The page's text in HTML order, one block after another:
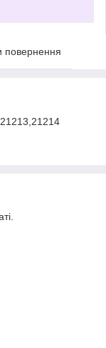
повернення
21213,21214